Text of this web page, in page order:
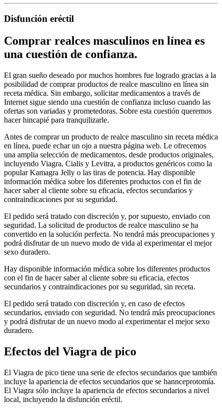
Disfunción eréctil
Comprar realces masculinos en línea es
una cuestión de confianza.
El gran sueño deseado por muchos hombres fue logrado gracias a la
posibilidad de comprar productos de realce masculino en línea sin
receta médica. Sin embargo, solicitar medicamentos a través de
Internet sigue siendo una cuestión de confianza incluso cuando las
ofertas son variadas y prometedoras. Sobre esta cuestión queremos
hacer hincapié para tranquilizarle.
Antes de comprar un producto de realce masculino sin receta médica
en línea, puede echar un ojo a nuestra página web. Le ofrecemos
una amplia selección de medicamentos, desde productos originales,
incluyendo Viagra, Cialis y Levitra, a productos genéricos como la
popular Kamagra Jelly o las tiras de potencia. Hay disponible
información médica sobre los diferentes productos con el fin de
hacer saber al cliente sobre su eficacia, efectos secundarios y
contraindicaciones por su seguridad.
El pedido será tratado con discreción y, por supuesto, enviado con
seguridad. La solicitud de productos de realce masculino se ha
convertido en la solución perfecta. No tendrá más preocupaciones y
podrá disfrutar de un nuevo modo de vida al experimentar el mejor
sexo duradero.
Hay disponible información médica sobre los diferentes productos
con el fin de hacer saber al cliente sobre su eficacia, efectos
secundarios y contraindicaciones por su seguridad, sin receta.
El pedido será tratado con discreción y, en caso de efectos
secundarios, enviado con seguridad. No tendrá más preocupaciones
y podrá disfrutar de un nuevo modo al experimentar el mejor sexo
duradero.
Efectos del Viagra de pico
El Viagra de pico tiene una serie de efectos secundarios que también
incluye la apariencia de efectos secundarios que se hannceprotomía.
El Viagra sólo incluye la apariencia de efectos secundarios a nivel
local, incluyendo la disfunción eréctil.